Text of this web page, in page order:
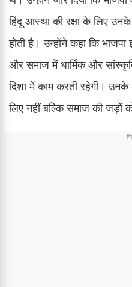
हिंदू आस्था की रक्षा के लिए
होती है। उन्होंने कहा कि
और समाज में धार्मिक और
दिशा में काम करती रहेगी।
लिए नहीं बल्कि समाज की जड़ों